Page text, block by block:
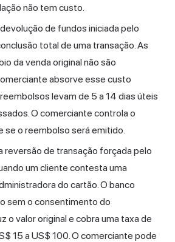
não tem custo.
de fundos iniciada pelo
total de uma transação. As
da venda original não são
absorve esse custo
levam de 5 a 14 dias úteis
O comerciante controla o
se o reembolso será emitido.
reversão de transação forçada pelo
um cliente contesta uma
do cartão. O banco
sem o consentimento do
o valor original e cobra uma taxa de
15 a US$ 100. O comerciante pode